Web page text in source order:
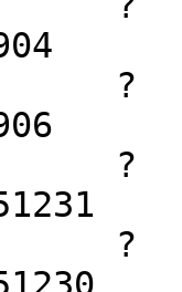
?
?
?